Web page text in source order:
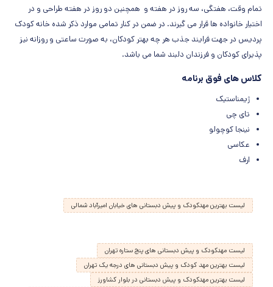
تمام وقت، هفتگی، سه روز در هفته و همچنین دو روز در هفته طراحی و در
اختیار خانواده ها قرار می گیرند. در ضمن در کنار تمامی موارد ذکر شده خانه کودک
پردیس در جهت فرایند جذب هر چه بهتر کودکان، به صورت ساعتی و روزانه نیز
پذیرای کودکان و فرزندان دلبند شما می باشد.
کلاس های فوق برنامه
ژیمناستیک
تای چی
نینجا کوچولو
عکاسی
ارف
لیست بهترین مهدکودک و پیش دبستانی های خیابان امیرآباد شمالی
لیست مهدکودک و پیش دبستانی های پنج ستاره تهران
لیست بهترین مهد کودک و پیش دبستانی های درجه یک تهران
لیست بهترین مهدکودک و پیش دبستانی در بلوار کشاورز